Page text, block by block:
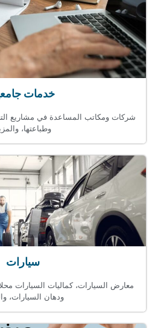
خدمات
شركات ومكاتب المساعدة في مشاريع
وطباعتها،
سيارات
معارض السيارات، كماليات السيارات
ودهان السيارات،